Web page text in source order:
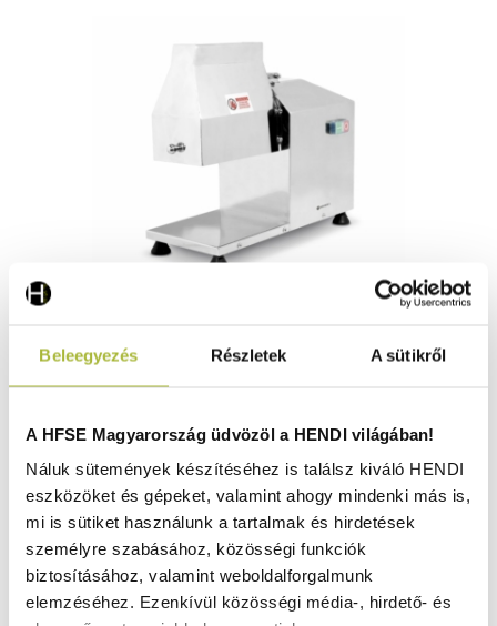
Beleegyezés Részletek A sütikről
A HFSE Magyarország üdvözöl a HENDI világában!
Náluk sütemények készítéséhez is találsz kiváló HENDI
eszközöket és gépeket, valamint ahogy mindenki más is,
mi is sütiket használunk a tartalmak és hirdetések
személyre szabásához, közösségi funkciók
biztosításához, valamint weboldalforgalmunk
elemzéséhez. Ezenkívül közösségi média-, hirdető- és
mm - HENDI 975305
276.260Ft
(217.528Ft+ ÁFA)
KOSÁRBA